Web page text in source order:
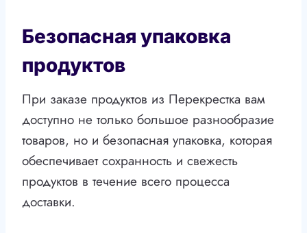
Безопасная упаковка
продуктов
При заказе продуктов из Перекрестка вам
доступно не только большое разнообразие
товаров, но и безопасная упаковка, которая
обеспечивает сохранность и свежесть
продуктов в течение всего процесса
доставки.